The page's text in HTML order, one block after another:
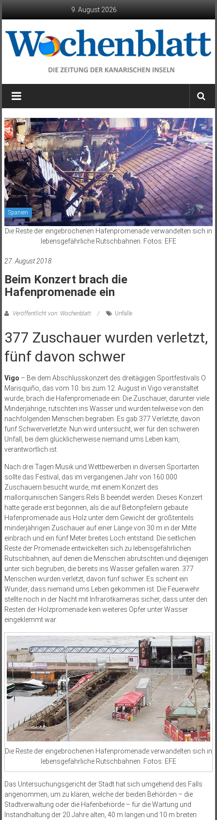
9. August 2026
Wochenblatt
die
der
Kanarischen
Inseln
Spanien
Die Reste der eingebrochenen Hafenpromenade verwandelten sich in
lebensgefährliche Rutschbahnen. Fotos: EFE
27. August 2018
Beim Konzert brach die
Hafenpromenade ein
Veröffentlicht von: Wochenblatt Unfälle
377 Zuschauer wurden verletzt,
fünf davon schwer
Vigo – Bei dem Abschlusskonzert des dreitägigen Sportfestivals O
Marisquiño, das vom 10. bis zum 12. August in Vigo veranstaltet
wurde, brach die Hafenpromenade ein. Die Zuschauer, darunter viele
Minderjährige, rutschten ins Wasser und wurden teilweise von den
nachfolgenden Menschen begraben. Es gab 377 Verletzte, davon
fünf Schwerverletzte. Nun wird untersucht, wer für den schweren
Unfall, bei dem glücklicherweise niemand ums Leben kam,
verantwortlich ist.
Nach drei Tagen Musik und Wettbewerben in diversen Sportarten
sollte das Festival, das im vergangenen Jahr von 160.000
Zuschauern besucht wurde, mit einem Konzert des
mallorquinischen Sängers Rels B beendet werden. Dieses Konzert
hatte gerade erst begonnen, als die auf Betonpfeilern gebaute
Hafenpromenade aus Holz unter dem Gewicht der größtenteils
minderjährigen Zuschauer auf einer Länge von 30 m in der Mitte
einbrach und ein fünf Meter breites Loch entstand. Die seitlichen
Reste der Promenade entwickelten sich zu lebensgefährlichen
Rutschbahnen, auf denen die Menschen abrutschten und diejenigen
unter sich begruben, die bereits ins Wasser gefallen waren. 377
Menschen wurden verletzt, davon fünf schwer. Es scheint ein
Wunder, dass niemand ums Leben gekommen ist. Die Feuerwehr
stellte noch in der Nacht mit Infrarotkameras sicher, dass unter den
Resten der Holzpromenade kein weiteres Opfer unter Wasser
eingeklemmt war.
Die Reste der eingebrochenen Hafenpromenade verwandelten sich in
lebensgefährliche Rutschbahnen. Fotos: EFE
Das Untersuchungsgericht der Stadt hat sich umgehend des Falls
angenommen, um zu klären, welche der beiden Behörden – die
Stadtverwaltung oder die Hafenbehörde – für die Wartung und
Instandhaltung der 20 Jahre alten, 40 m langen und 10 m breiten